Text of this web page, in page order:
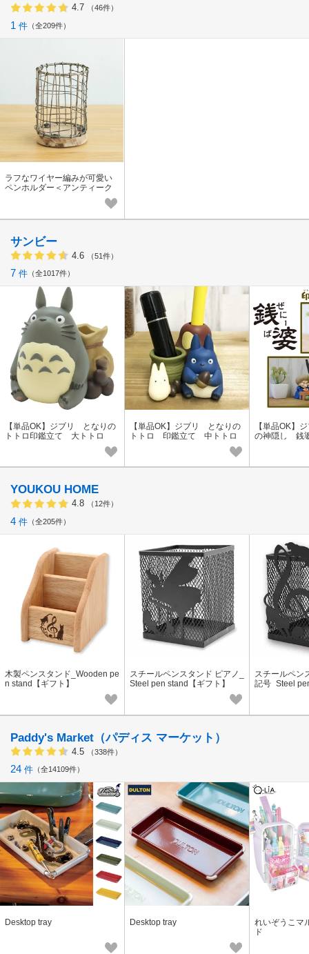
4.7 （46件）
1 件 全209件
ラフなワイヤー編みが可愛い
ペンホルダー＜アンティーク
ラウンドペンホルダー/ienowa
サンビー
4.6 （51件）
7 件 全1017件
【単品OK】ジブリ となりの
トトロ印鑑立て 大トトロ
【単品OK】ジブリ となりの
トトロ 印鑑立て 中トトロ
【単品OK】
の神隠し 銭
YOUKOU HOME
4.8 （12件）
4 件 全205件
木製ペンスタンド_Wooden pe
n stand【ギフト】
スチールペンスタンド ピアノ_
Steel pen stand【ギフト】
スチールペン
記号_Steel
Paddy's Market（パディス マーケット）
4.5 （338件）
24 件 全14109件
Desktop tray Desktop tray
れいぞうこマ
ド